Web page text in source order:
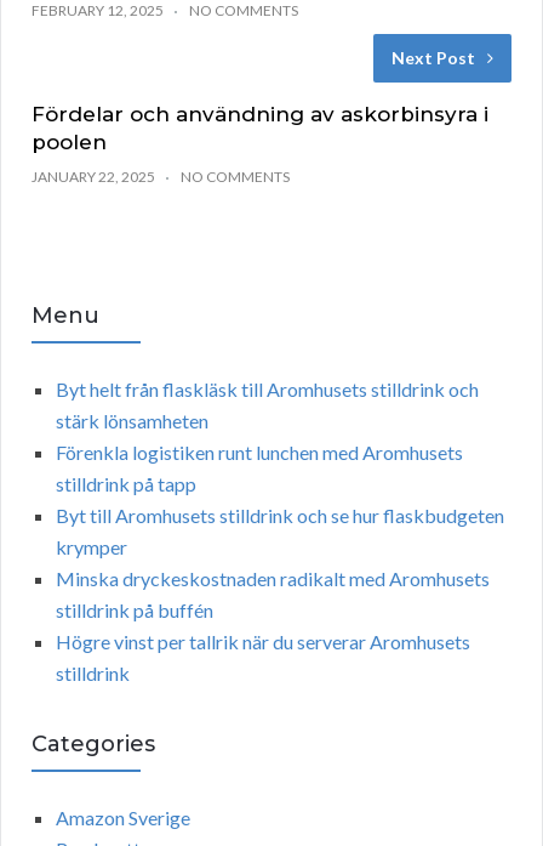
FEBRUARY 12, 2025 NO COMMENTS
Next Post
Fördelar och användning av askorbinsyra i
poolen
JANUARY 22, 2025 NO COMMENTS
Menu
Byt helt från flaskläsk till Aromhusets stilldrink och
stärk lönsamheten
Förenkla logistiken runt lunchen med Aromhusets
stilldrink på tapp
Byt till Aromhusets stilldrink och se hur flaskbudgeten
krymper
Minska dryckeskostnaden radikalt med Aromhusets
stilldrink på buffén
Högre vinst per tallrik när du serverar Aromhusets
stilldrink
Categories
Amazon Sverige